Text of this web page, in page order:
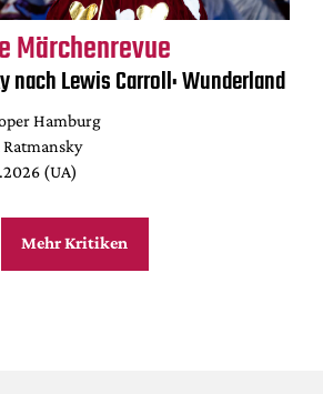
Märchenrevue
nach Lewis Carroll: Wunderland
Hamburg
Ratmansky
(UA)
Mehr Kritiken